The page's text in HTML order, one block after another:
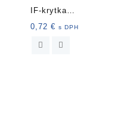
IF-krytka
nalepovacia20mm 15ks
11164 bie
0,72 € s DPH